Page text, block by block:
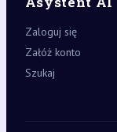
Zaloguj się
Załóż konto
Szukaj